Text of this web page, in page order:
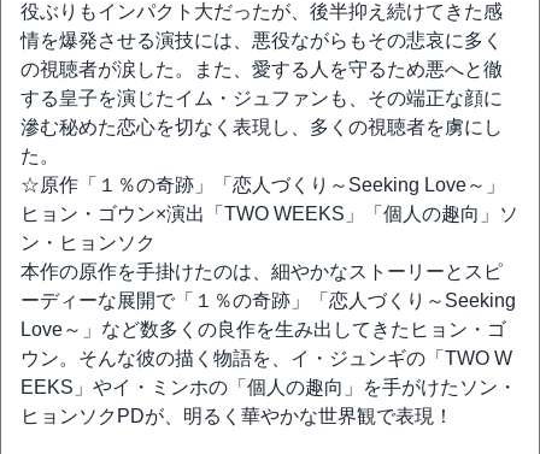
役ぶりもインパクト大だったが、後半抑え続けてきた感
情を爆発させる演技には、悪役ながらもその悲哀に多く
の視聴者が涙した。また、愛する人を守るため悪へと徹
する皇子を演じたイム・ジュファンも、その端正な顔に
滲む秘めた恋心を切なく表現し、多くの視聴者を虜にし
た。
☆原作「１％の奇跡」「恋人づくり～Seeking Love～」
ヒョン・ゴウン×演出「TWO WEEKS」「個人の趣向」ソ
ン・ヒョンソク
本作の原作を手掛けたのは、細やかなストーリーとスピ
ーディーな展開で「１％の奇跡」「恋人づくり～Seeking
Love～」など数多くの良作を生み出してきたヒョン・ゴ
ウン。そんな彼の描く物語を、イ・ジュンギの「TWO W
EEKS」やイ・ミンホの「個人の趣向」を手がけたソン・
ヒョンソクPDが、明るく華やかな世界観で表現！